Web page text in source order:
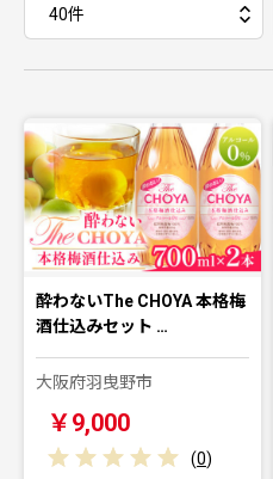
酔わないThe CHOYA 本格梅
酒仕込みセット …
大阪府羽曳野市
￥9,000
(0)